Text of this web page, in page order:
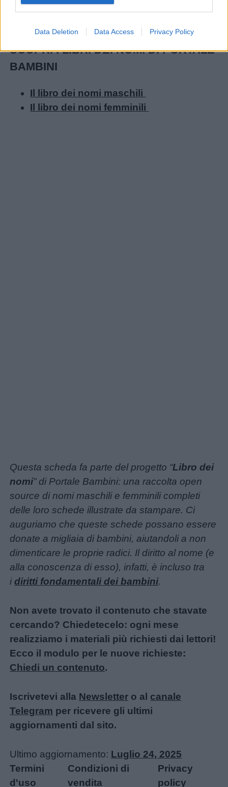
Data Deletion Data Access Privacy Policy
SCOPRI I LIBRI DEI NOMI DI PORTALE
BAMBINI
Il libro dei nomi maschili
Il libro dei nomi femminili
Questa scheda fa parte del progetto “Libro dei
nomi” di Portale Bambini: una raccolta open
source di nomi maschili e femminili completi
delle loro schede illustrate da stampare. Ci
auguriamo che queste schede possano essere
donate a migliaia di bambini, aiutandoli a non
dimenticare le proprie radici. Il diritto al nome (e
alla conoscenza di esso), infatti, è incluso tra
idiritti fondamentali dei bambini.
Non avete trovato il contenuto che stavate
cercando? Chiedetecelo: ogni mese
realizziamo i materiali più richiesti dai lettori!
Ecco il modulo per le nuove richieste:
Chiedi un contenuto.
Iscrivetevi alla Newsletter o al canale
Telegram per ricevere gli ultimi
aggiornamenti dal sito.
Ultimo aggiornamento: Luglio 24, 2025
Termini
d'uso
Condizioni di
vendita
Privacy
policy